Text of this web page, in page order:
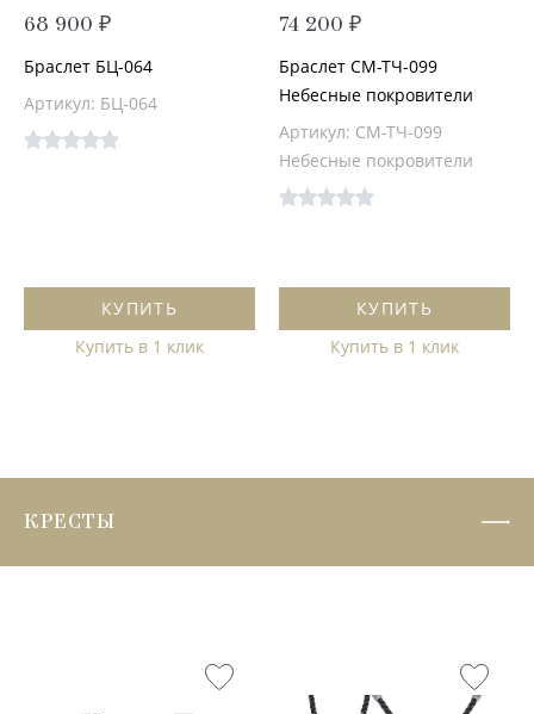
68 900 ₽
Браслет БЦ-064
Артикул: БЦ-064
КУПИТЬ
Купить в 1 клик
74 200 ₽
Браслет СМ-ТЧ-099
Небесные покровители
Артикул: СМ-ТЧ-099
Небесные покровители
КУПИТЬ
Купить в 1 клик
КРЕСТЫ